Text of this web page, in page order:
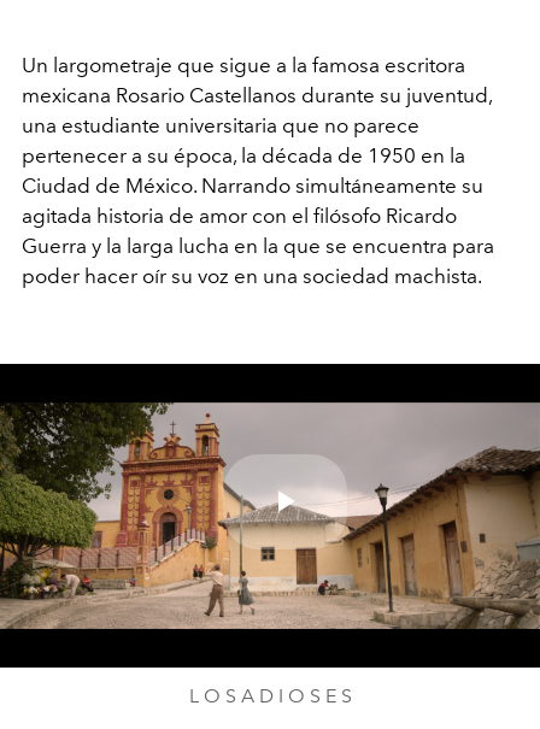
Un largometraje que sigue a la famosa escritora
mexicana Rosario Castellanos durante su juventud,
una estudiante universitaria que no parece
pertenecer a su época, la década de 1950 en la
Ciudad de México. Narrando simultáneamente su
agitada historia de amor con el filósofo Ricardo
Guerra y la larga lucha en la que se encuentra para
poder hacer oír su voz en una sociedad machista.
Play
L O S A D I O S E S